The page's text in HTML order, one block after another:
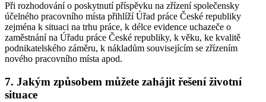
Při rozhodování o poskytnutí příspěvku na zřízení společensky
účelného pracovního místa přihlíží Úřad práce České republiky
zejména k situaci na trhu práce, k délce evidence uchazeče o
zaměstnání na Úřadu práce České republiky, k věku, ke kvalitě
podnikatelského záměru, k nákladům souvisejícím se zřízením
nového pracovního místa apod.
7. Jakým způsobem můžete zahájit řešení životní
situace